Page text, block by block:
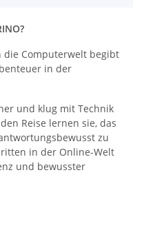
die Computerwelt begibt
in der
und klug mit Technik
Reise lernen sie, das
zu
in der Online-Welt
und bewusster